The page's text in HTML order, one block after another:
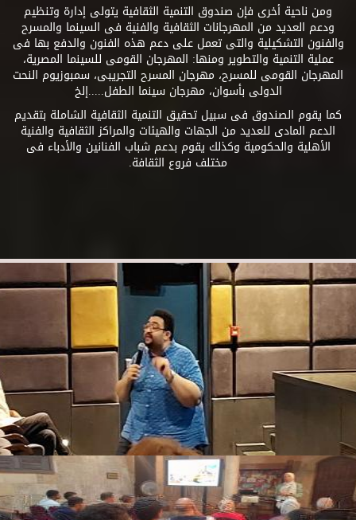
ومن ناحية أخرى فإن صندوق التنمية الثقافية يتولى إدارة وتنظيم
ودعم العديد من المهرجانات الثقافية والفنية فى السينما والمسرح
والفنون التشكيلية والتى تعمل على دعم هذه الفنون والدفع بها فى
عملية التنمية والتطوير ومنها: المهرجان القومى للسينما المصرية،
المهرجان القومى للمسرح، مهرجان المسرح التجريبى، سمبوزيوم النحت
الدولى بأسوان، مهرجان سينما الطفل.....إلخ
كما يقوم الصندوق فى سبيل تحقيق التنمية الثقافية الشاملة بتقديم
الدعم المادى للعديد من الجهات والهيئات والمراكز الثقافية والفنية
الأهلية والحكومية وكذلك يقوم بدعم شباب الفنانين والأدباء فى
مختلف فروع الثقافة.